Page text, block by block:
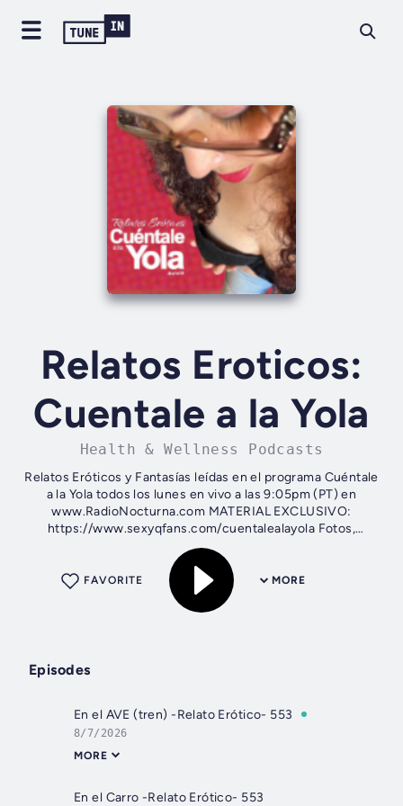
Relatos Eroticos:
Cuentale a la Yola
Health & Wellness Podcasts
Relatos Eróticos y Fantasías leídas en el programa Cuéntale
a la Yola todos los lunes en vivo a las 9:05pm (PT) en
www.RadioNocturna.com MATERIAL EXCLUSIVO:
https://www.sexyqfans.com/cuentalealayola Fotos,
calendarios, audios personalizados Redes...
MORE
FAVORITE
Episodes
En el AVE (tren) -Relato Erótico- 553
8/7/2026
MORE
En el Carro -Relato Erótico- 553